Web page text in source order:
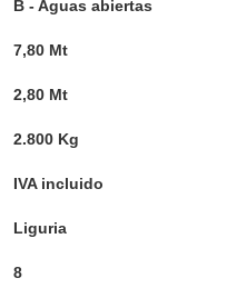
B - Aguas abiertas
7,80 Mt
2,80 Mt
2.800 Kg
IVA incluido
Liguria
8